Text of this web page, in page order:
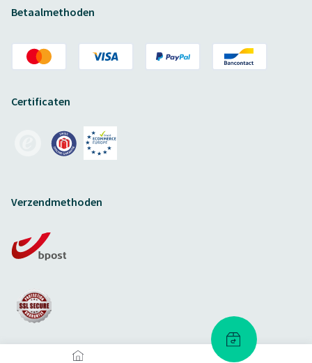
Betaalmethoden
Certificaten
Verzendmethoden